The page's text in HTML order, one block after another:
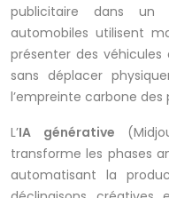
publicitaire dans un
automobiles utilisent
présenter des véhicules
sans déplacer
l’empreinte carbone des
L’IA générative (
transforme les phases
automatisant la